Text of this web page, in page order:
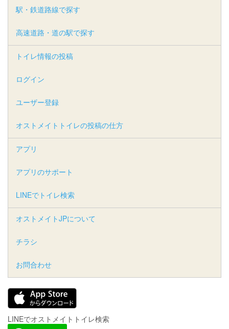
駅・鉄道路線で探す
高速道路・道の駅で探す
トイレ情報の投稿
ログイン
ユーザー登録
オストメイトトイレの投稿の仕方
アプリ
アプリのサポート
LINEでトイレ検索
オストメイトJPについて
チラシ
お問合わせ
LINEでオストメイトトイレ検索